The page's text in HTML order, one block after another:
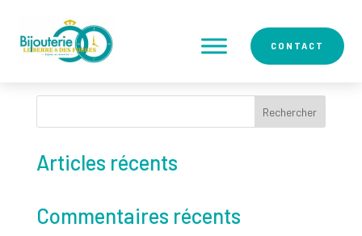
CONTACT
Montres
Rechercher
Articles récents
Commentaires récents